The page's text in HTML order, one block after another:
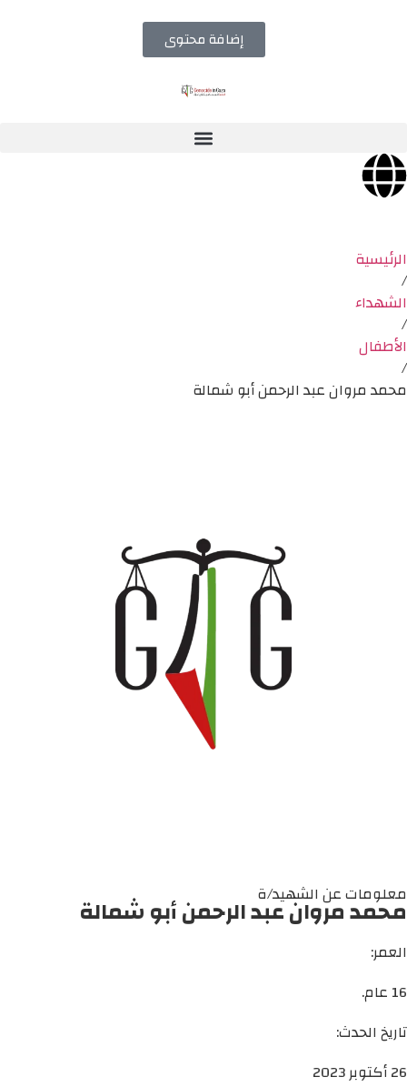
إضافة محتوى
الرئيسية
/
الشهداء
/
الأطفال
/
محمد مروان عبد الرحمن أبو شمالة
معلومات عن الشهيد/ة
محمد مروان عبد الرحمن أبو شمالة
العمر:
16 عام.
تاريخ الحدث:
26 أكتوبر 2023